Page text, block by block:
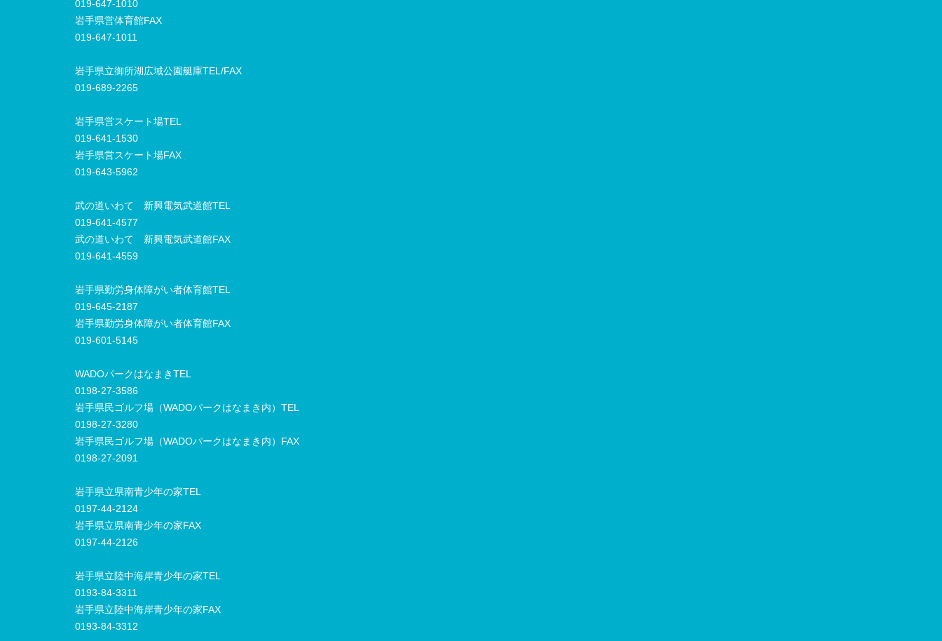
019-647-1010
岩手県営体育館FAX
019-647-1011
岩手県立御所湖広域公園艇庫TEL/FAX
019-689-2265
岩手県営スケート場TEL
019-641-1530
岩手県営スケート場FAX
019-643-5962
武の道いわて 新興電気武道館TEL
019-641-4577
武の道いわて 新興電気武道館FAX
019-641-4559
岩手県勤労身体障がい者体育館TEL
019-645-2187
岩手県勤労身体障がい者体育館FAX
019-601-5145
WADOパークはなまきTEL
0198-27-3586
岩手県民ゴルフ場（WADOパークはなまき内）TEL
0198-27-3280
岩手県民ゴルフ場（WADOパークはなまき内）FAX
0198-27-2091
岩手県立県南青少年の家TEL
0197-44-2124
岩手県立県南青少年の家FAX
0197-44-2126
岩手県立陸中海岸青少年の家TEL
0193-84-3311
岩手県立陸中海岸青少年の家FAX
0193-84-3312